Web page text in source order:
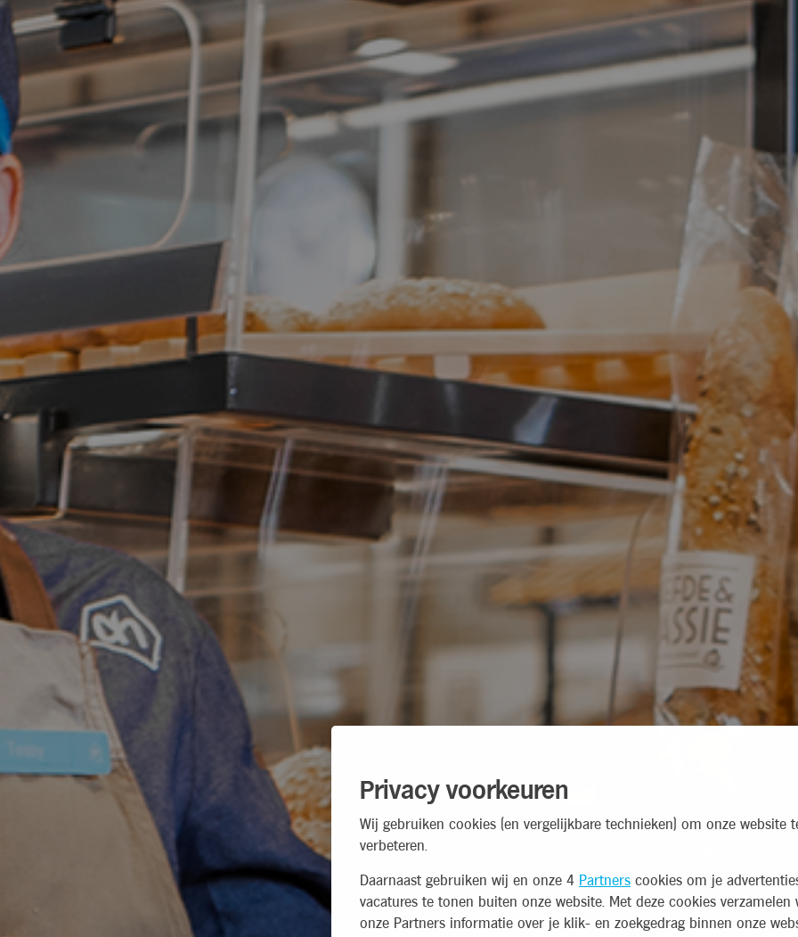
Privacy voorkeuren
Wij gebruiken cookies (en vergelijkbare technieken) om onze website
verbeteren.
Daarnaast gebruiken wij en onze 4 Partners cookies om je
vacatures te tonen buiten onze website. Met deze cookies verzamelen
onze Partners informatie over je klik- en zoekgedrag binnen onze